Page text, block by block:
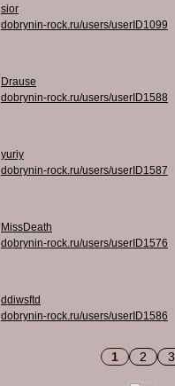
sior
dobrynin-rock.ru/users/userID1099
Drause
dobrynin-rock.ru/users/userID1588
yuriy
dobrynin-rock.ru/users/userID1587
MissDeath
dobrynin-rock.ru/users/userID1576
ddiwsftd
dobrynin-rock.ru/users/userID1586
1 2 3